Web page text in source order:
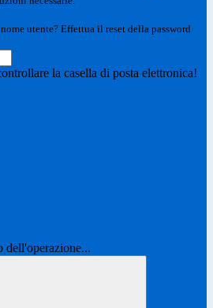
utente? Effettua il reset della password
la casella di posta elettronica!
dell'operazione...